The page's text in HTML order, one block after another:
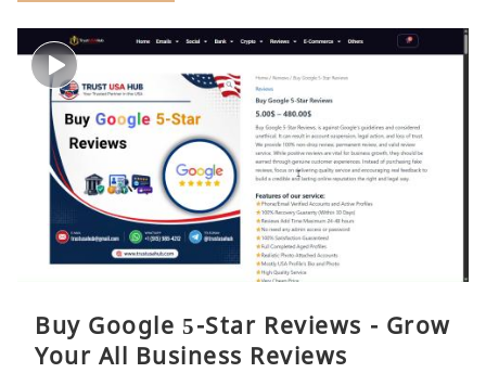
Buy Google 5-Star Reviews - Grow
Your All Business Reviews